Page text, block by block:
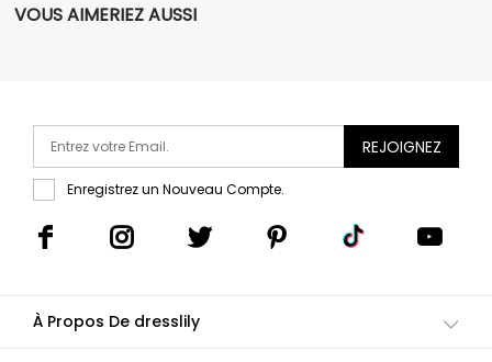
VOUS AIMERIEZ AUSSI
REJOIGNEZ
Enregistrez un Nouveau Compte.
À Propos De dresslily